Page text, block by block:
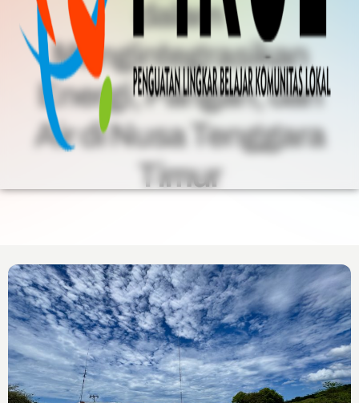
dalam
Mengintegrasikan
Energi, Pangan, dan
Air di Nusa Tenggara
Timur